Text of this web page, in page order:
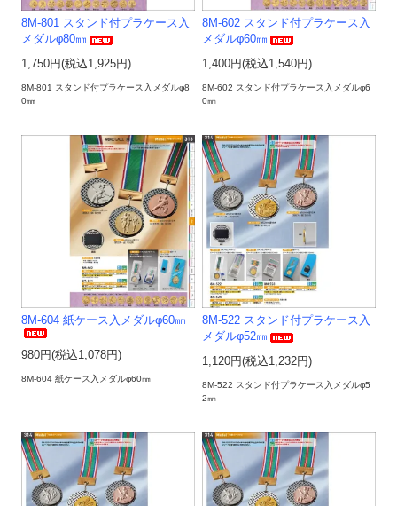
8M-801 スタンド付プラケース入
メダルφ80㎜
1,750円(税込1,925円)
8M-801 スタンド付プラケース入メダルφ8
0㎜
8M-602 スタンド付プラケース入
メダルφ60㎜
1,400円(税込1,540円)
8M-602 スタンド付プラケース入メダルφ6
0㎜
8M-604 紙ケース入メダルφ60㎜
980円(税込1,078円)
8M-604 紙ケース入メダルφ60㎜
8M-522 スタンド付プラケース入
メダルφ52㎜
1,120円(税込1,232円)
8M-522 スタンド付プラケース入メダルφ5
2㎜